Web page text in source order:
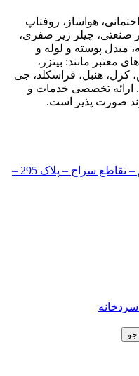
هواساز، روفتاپ
صنعتی، چیلر زیر صفری،
مبدل پوسته و لوله و
معتبر مانند: بیتزر،
کرل، هنبل، فراسکلد، جی
ارائه تخصصی خدمات و
صورت پذیر است.
تهران – میدان رسالت – خیابان فرجام – تقاطع سراج – پلاک 295 –